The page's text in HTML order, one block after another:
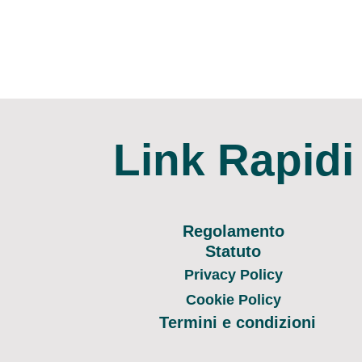
Link Rapidi
Regolamento
Statuto
Privacy Policy
Cookie Policy
Termini e condizioni